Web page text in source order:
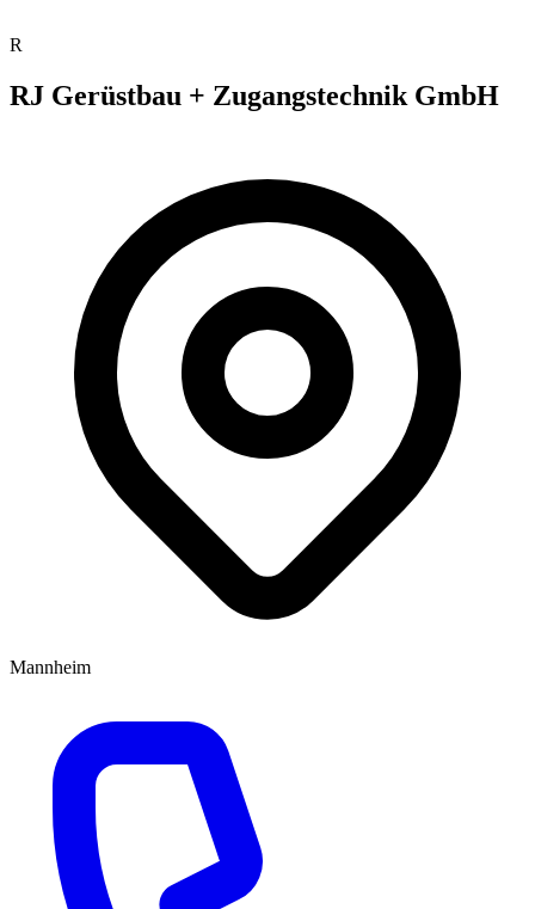
R
RJ Gerüstbau + Zugangstechnik GmbH
Mannheim